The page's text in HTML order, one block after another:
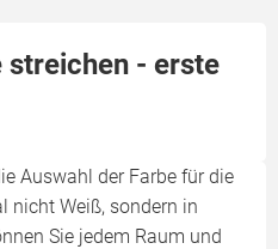
streichen - erste
Auswahl der Farbe für die
nicht Weiß, sondern in
Sie jedem Raum und